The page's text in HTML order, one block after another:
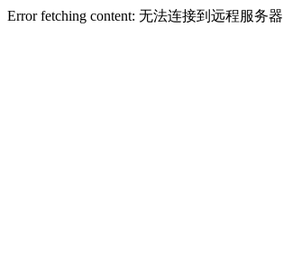
Error fetching content: 无法连接到远程服务器